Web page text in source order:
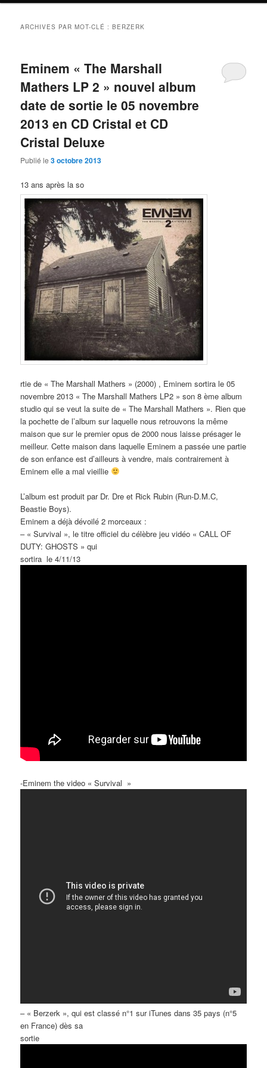
ARCHIVES PAR MOT-CLÉ :BERZERK
Eminem « The Marshall
Mathers LP 2 » nouvel album
date de sortie le 05 novembre
2013 en CD Cristal et CD
Cristal Deluxe
Publié le3 octobre 2013
13 ans après la so
rtie de « The Marshall Mathers » (2000) , Eminem sortira le 05
novembre 2013 « The Marshall Mathers LP2 » son 8 ème album
studio qui se veut la suite de « The Marshall Mathers ». Rien que
la pochette de l’album sur laquelle nous retrouvons la même
maison que sur le premier opus de 2000 nous laisse présager le
meilleur. Cette maison dans laquelle Eminem a passée une partie
de son enfance est d’ailleurs à vendre, mais contrairement à
Eminem elle a mal vieillie
L’album est produit par Dr. Dre et Rick Rubin (Run-D.M.C,
Beastie Boys).
Eminem a déjà dévoilé 2 morceaux :
– « Survival », le titre officiel du célèbre jeu vidéo « CALL OF
DUTY: GHOSTS » qui
sortira le 4/11/13
-Eminem the video « Survival »
– « Berzerk », qui est classé n°1 sur iTunes dans 35 pays (n°5
en France) dès sa
sortie